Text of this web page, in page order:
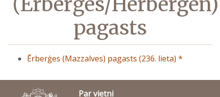
pagasts
Ērberģes (Mazzalves) pagasts (236. lieta) *
Par vietni